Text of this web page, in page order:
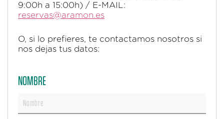
9:00h a 15:00h) / E-MAIL:
reservas@aramon.es
O, si lo prefieres, te contactamos nosotros si
nos dejas tus datos:
NOMBRE